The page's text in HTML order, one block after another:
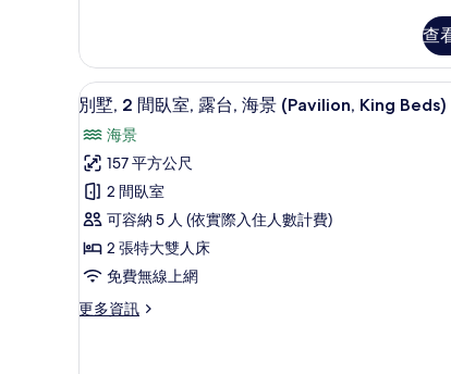
濱
(Pavilion,
King
Beds)
的
所
有
相
片
間
臥
室,
私
人
泳
池,
海
濱
(Pavilion,
King
Beds)
詳
查
顯
示
別
墅,
2
間
臥
室,
露
迷你吧、客房內保險箱
5
別墅, 2 間臥室, 露台, 海景 (Pavilion, King Beds)
海景
157 平方公尺
2 間臥室
可容納 5 人 (依實際入住人數計費)
2 張特大雙人床
免費無線上網
更多資訊
更